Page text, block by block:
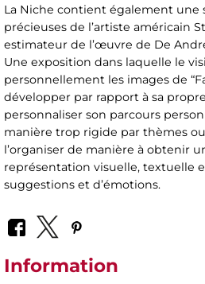
La Niche contient également une
précieuses de l’artiste américain
estimateur de l’œuvre de De
Une exposition dans laquelle le
personnellement les images de
développer par rapport à sa
personnaliser son parcours
manière trop rigide par thèmes
l’organiser de manière à obtenir
représentation visuelle, textuelle
suggestions et d’émotions.
Information